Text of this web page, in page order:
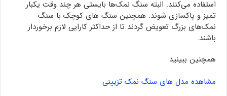
استفاده می‌کنند. البته سنگ نمک‌ها بایستی هر چند وقت یکبار
تمیز و پاکسازی شوند. همچنین سنگ های کوچک با سنگ
نمک‌های بزرگ تعویض گردند تا از حداکثر کارایی لازم برخوردار
باشند.
همچنین ببینید
مشاهده مدل های سنگ نمک تزیینی